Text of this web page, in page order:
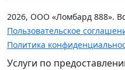
2026, ООО «Ломбард 888».
Пользовательское
Политика
Услуги по